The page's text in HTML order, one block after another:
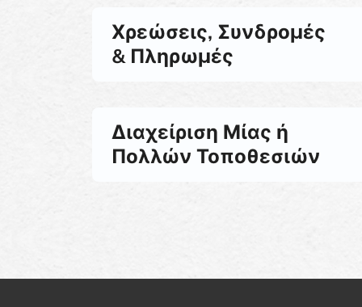
Χρεώσεις, Συνδρομές
& Πληρωμές
Διαχείριση Μίας ή
Πολλών Τοποθεσιών